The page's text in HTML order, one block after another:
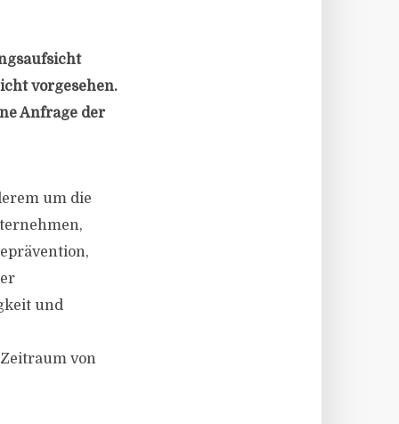
vorgesehen.
Anfrage der
um die
und
von